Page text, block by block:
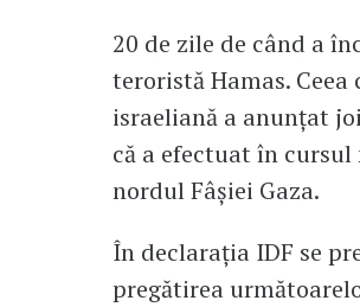
20 de zile de când a
teroristă Hamas.
israeliană a anunţat
că a efectuat în
nordul Fâşiei Gaza.
În declarația IDF se
pregătirea